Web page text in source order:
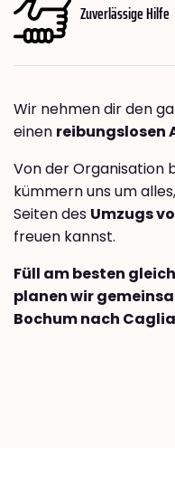
Zuverlässige Hilfe
Wir nehmen dir den
einen reibungslosen
Von der Organisation
kümmern uns um
Seiten des Umzugs
freuen kannst.
Füll am besten gleich
planen wir
Bochum nach